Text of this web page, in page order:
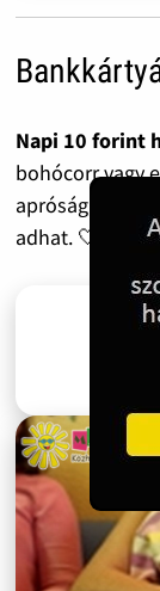
Napi 10 forint
bohócorr vagy
apróság, ami
adhat. 🤍